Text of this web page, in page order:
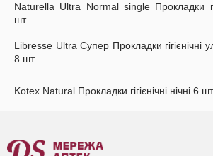
Naturella Ultra Normal single Прокладки
шт
Libresse Ultra Супер Прокладки гігієнічні
8 шт
Kotex Natural Прокладки гігієнічні нічні 6 шт